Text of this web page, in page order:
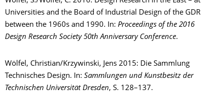
Universities and the Board of Industrial Design of the GDR
between the 1960s and 1990. In: Proceedings of the 2016
Design Research Society 50th Anniversary Conference.
Wölfel, Christian/Krzywinski, Jens 2015: Die Sammlung
Technisches Design. In: Sammlungen und Kunstbesitz der
Technischen Universität Dresden, S. 128–137.